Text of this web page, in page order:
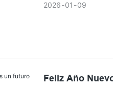
2026 01 09
Feliz Año